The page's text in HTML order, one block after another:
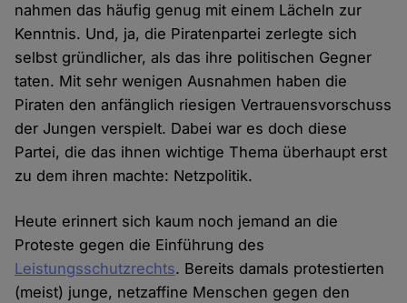
nahmen das häufig genug mit einem Lächeln zur
Kenntnis. Und, ja, die Piratenpartei zerlegte sich
selbst gründlicher, als das ihre politischen Gegner
taten. Mit sehr wenigen Ausnahmen haben die
Piraten den anfänglich riesigen Vertrauensvorschuss
der Jungen verspielt. Dabei war es doch diese
Partei, die das ihnen wichtige Thema überhaupt erst
zu dem ihren machte: Netzpolitik.
Heute erinnert sich kaum noch jemand an die
Proteste gegen die Einführung des
Leistungsschutzrechts. Bereits damals protestierten
(meist) junge, netzaffine Menschen gegen den